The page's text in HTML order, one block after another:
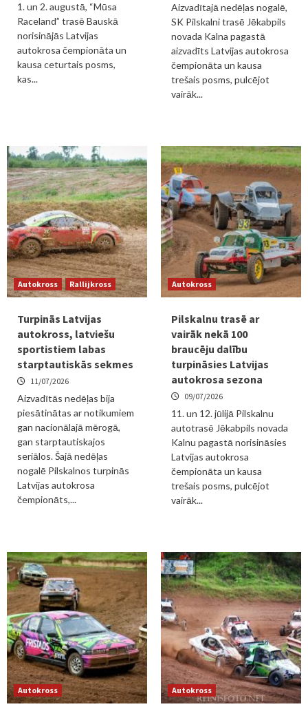
1. un 2. augustā, “Mūsa
Raceland” trasē Bauskā
norisinājās Latvijas
autokrosa čempionāta un
kausa ceturtais posms,
kas...
Aizvadītajā nedēļas nogalē,
SK Pilskalni trasē Jēkabpils
novada Kalna pagastā
aizvadīts Latvijas autokrosa
čempionāta un kausa
trešais posms, pulcējot
vairāk...
Autokross Rallijkross
Turpinās Latvijas
autokross, latviešu
sportistiem labas
starptautiskās sekmes
11/07/2026
Aizvadītās nedēļas bija
piesātinātas ar notikumiem
gan nacionālajā mērogā,
gan starptautiskajos
seriālos. Šajā nedēļas
nogalē Pilskalnos turpinās
Latvijas autokrosa
čempionāts,...
Autokross
Pilskalnu trasē ar
vairāk nekā 100
braucēju dalību
turpināsies Latvijas
autokrosa sezona
09/07/2026
11. un 12. jūlijā Pilskalnu
autotrasē Jēkabpils novada
Kalnu pagastā norisināsies
Latvijas autokrosa
čempionāta un kausa
trešais posms, pulcējot
vairāk...
Autokross Autokross